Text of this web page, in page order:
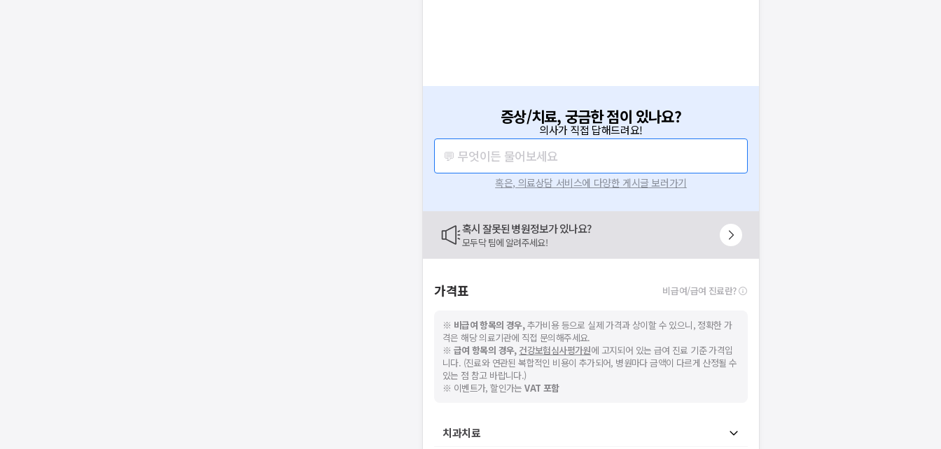
증상/치료, 궁금한 점이 있나요?
의사가 직접 답해드려요!
💬 무엇이든 물어보세요
혹은, 의료상담 서비스에 다양한 게시글 보러가기
혹시 잘못된 병원정보가 있나요?
모두닥 팀에 알려주세요!
가격표 비급여/급여 진료란?
※ 비급여 항목의 경우,추가비용 등으로 실제 가격과 상이할 수 있으니, 정확한 가
격은 해당 의료기관에 직접 문의해주세요.
※ 급여 항목의 경우, 건강보험심사평가원에 고지되어 있는 급여 진료 기준 가격입
니다. (진료와 연관된 복합적인 비용이 추가되어, 병원마다 금액이 다르게 산정될 수
있는 점 참고 바랍니다.)
※ 이벤트가, 할인가는VAT 포함
치과치료